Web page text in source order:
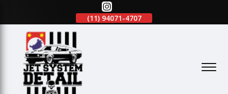
(11) 94071-4707 (11)